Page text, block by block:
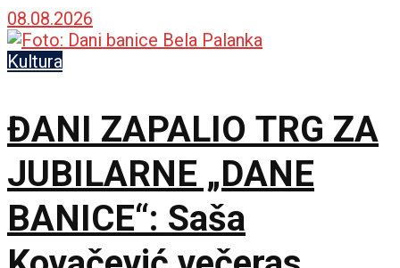
Popoviću
08.08.2026
Kultura
ĐANI ZAPALIO TRG ZA
JUBILARNE „DANE
BANICE“: Saša